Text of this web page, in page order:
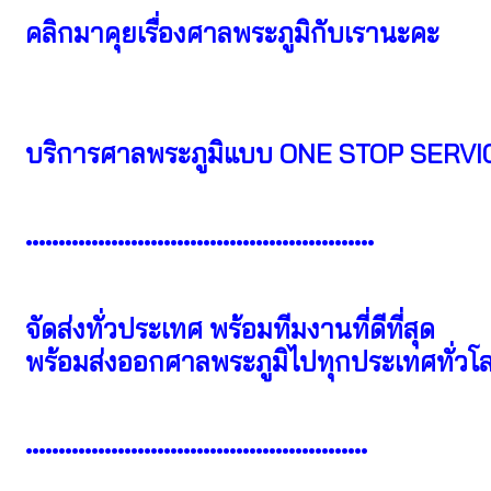
คลิกมาคุยเรื่องศาลพระภูมิกับเรานะคะ
บริการศาลพระภูมิแบบ ONE STOP
•••••••••••••••••••••••••••••••••••••••••••••••••••••
จัดส่งทั่วประเทศ พร้อมทีมงานที่ดีที่สุด
พร้อมส่งออกศาลพระภูมิไปทุกประเทศทั่วโ
••••••••••••••••••••••••••••••••••••••••••••••••••••